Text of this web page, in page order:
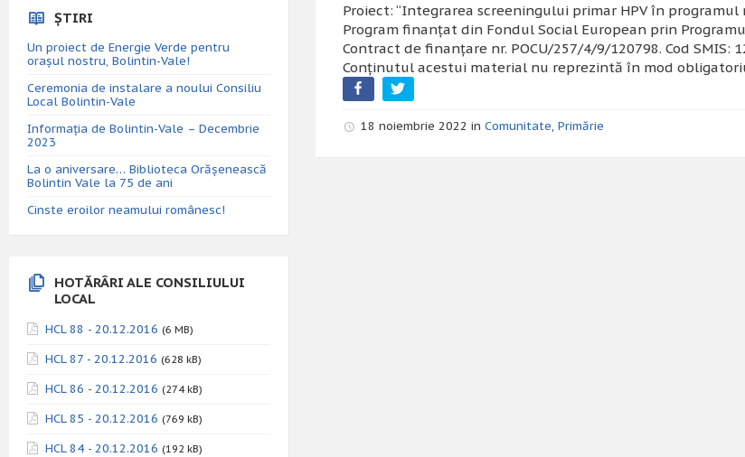
Proiect: “Integrarea screeningului primar HPV în
Program finanțat din Fondul Social European prin
Contract de finanțare nr. POCU/257/4/9/120798. Cod SMIS:
Conținutul acestui material nu reprezintă în mod
18 noiembrie 2022 in Comunitate, Primărie
ȘTIRI
Un proiect de Energie Verde pentru
orașul nostru, Bolintin-Vale!
Ceremonia de instalare a noului Consiliu
Local Bolintin-Vale
Informația de Bolintin-Vale – Decembrie
2023
La o aniversare… Biblioteca Orăşenească
Bolintin Vale la 75 de ani
Cinste eroilor neamului românesc!
HOTĂRÂRI ALE CONSILIULUI
LOCAL
HCL 88 - 20.12.2016 (6 MB)
HCL 87 - 20.12.2016 (628 kB)
HCL 86 - 20.12.2016 (274 kB)
HCL 85 - 20.12.2016 (769 kB)
HCL 84 - 20.12.2016 (192 kB)